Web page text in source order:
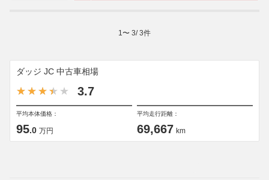
1 〜 3/3件
ダッジ JC 中古車相場
3.7
平均本体価格：
95.0 万円
平均走行距離：
69,667 km